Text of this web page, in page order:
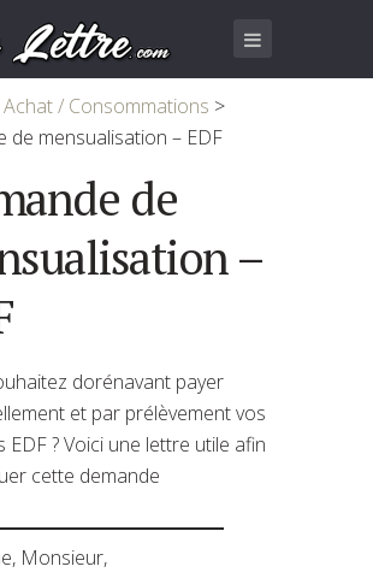
Achat / Consommations >
de mensualisation – EDF
de
–
dorénavant payer
et par prélèvement vos
EDF ? Voici une lettre utile afin
cette demande
Monsieur,